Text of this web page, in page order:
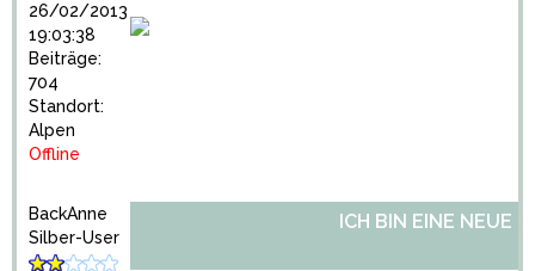
26/02/2013
19:03:38
Beiträge:
704
Standort:
Alpen
Offline
BackAnne
Silber-User
ICH BIN EINE NEUE